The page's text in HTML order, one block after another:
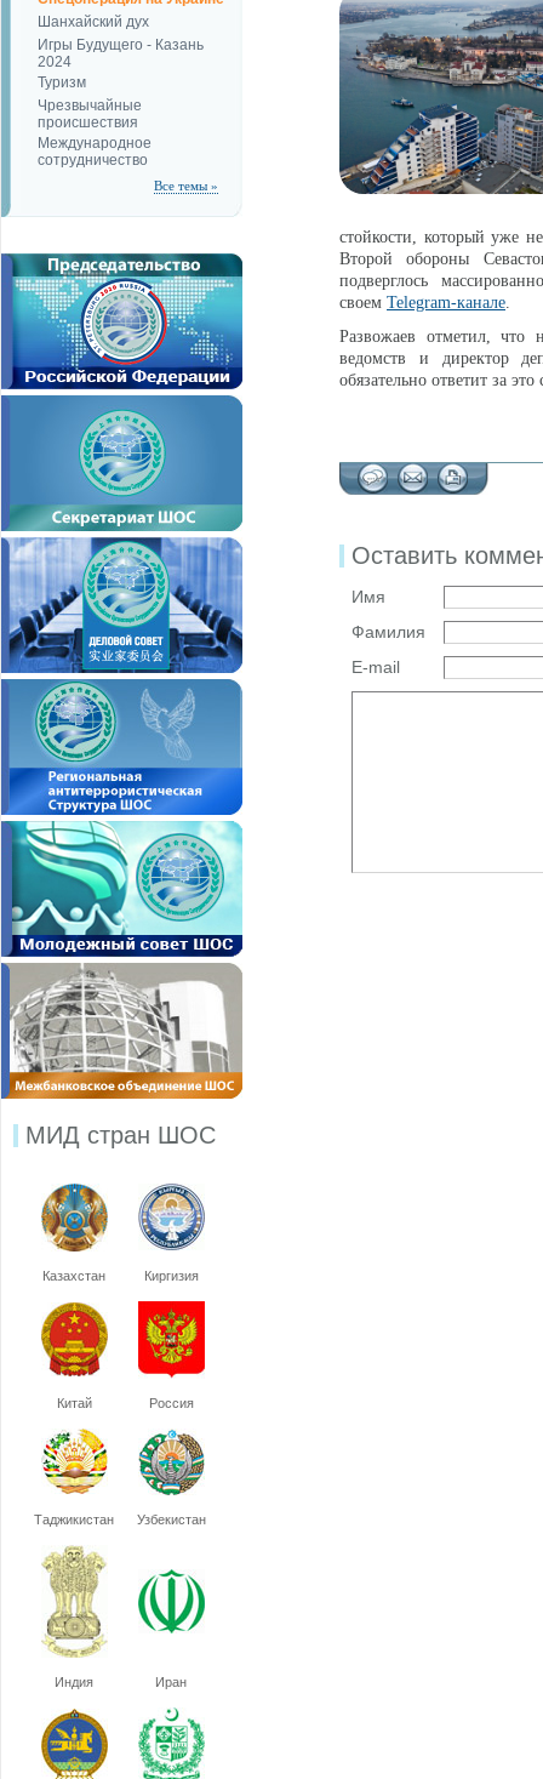
Шанхайский дух
Игры Будущего - Казань
2024
Туризм
Чрезвычайные
происшествия
Международное
сотрудничество
Все темы »
МИД стран ШОС
Казахстан Киргизия
Китай Россия
Таджикистан Узбекистан
Индия Иран
стойкости, который уже
Второй обороны
подверглось
своем Telegram-канале.
Развожаев отметил, что
ведомств и директор
обязательно ответит за
Оставить
Имя
Фамилия
E-mail